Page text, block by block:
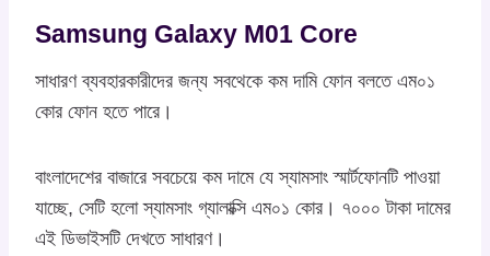
Samsung Galaxy M01 Core
সাধারণ ব্যবহারকারীদের জন্য সবথেকে কম দামি ফোন বলতে এম০১
কোর ফোন হতে পারে।
বাংলাদেশের বাজারে সবচেয়ে কম দামে যে স্যামসাং স্মার্টফোনটি পাওয়া
যাচ্ছে, সেটি হলো স্যামসাং গ্যালাক্সি এম০১ কোর। ৭০০০ টাকা দামের
এই ডিভাইসটি দেখতে সাধারণ।